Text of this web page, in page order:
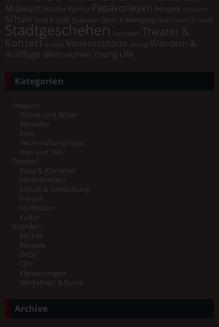
Museum Natalie Family Papavorlesen Rezepte Schul-Info
Schule Spiel & Spaß Spielplätze Sport & Bewegung Sprachreisen & Urlaub
Stadtgeschehen Stadtleben Theater &
Konzert Umwelt Vorleseschätze Vortrag Wandern &
Ausflüge Weihnachten Young Life
Kategorien
Magazin
Videos und Bilder
Aktuelles
Kino
Veranstaltungstipps
Dies und Das
Themen
Baby & Kleinkind
Familienleben
Schule & Entwicklung
Freizeit
Stadtleben
Kultur
Rubriken
Bücher
Rezepte
DVDs
CDs
Kleinanzeigen
Workshops & Kurse
Archive